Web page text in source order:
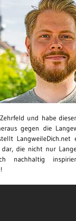
und habe
gegen die
LangweileDich.net
die nicht nur
nachhaltig